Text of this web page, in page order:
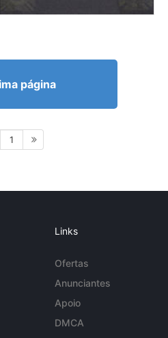
página
1
Links
Ofertas
Anunciantes
Apoio
DMCA